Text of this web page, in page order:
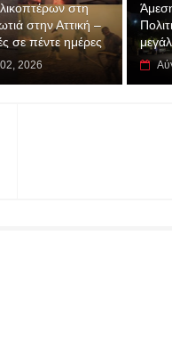
στη
στην Αττική –
σε πέντε ημέρες
2026